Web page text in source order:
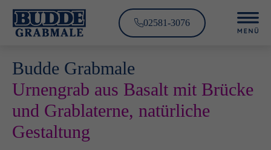
02581-3076
Budde Grabmale
Urnengrab aus Basalt mit Brücke
und Grablaterne, natürliche
Gestaltung